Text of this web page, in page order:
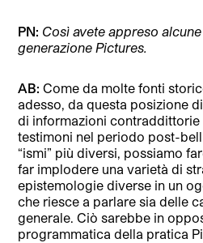
PN: Così avete appreso
generazione Pictures.
AB:Come da molte fonti
adesso, da questa posizione
di informazioni contraddittorie
testimoni nel periodo post-
“ismi” più diversi, possiamo
far implodere una varietà di
epistemologie diverse in un
che riesce a parlare sia delle
generale. Ciò sarebbe in
programmatica della pratica